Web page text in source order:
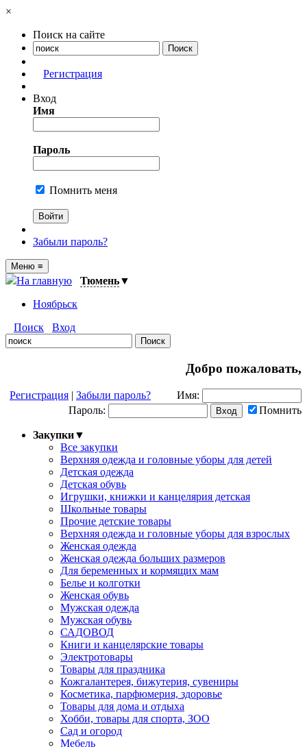
×
Поиск на сайте
Регистрация
Вход
Имя
Пароль
Помнить меня
Забыли пароль?
Меню ≡
На главную Тюмень▼
Ноябрьск
Поиск
Вход
Добро пожаловать,
Регистрация | Забыли пароль?
Имя:
Пароль:
Помнить
Закупки▼
Все закупки
Верхняя одежда и головные уборы для детей
Детская одежда
Детская обувь
Игрушки, книжки и канцелярия детская
Школьные товары
Прочие детские товары
Верхняя одежда и головные уборы для взрослых
Женская одежда
Женская одежда больших размеров
Для беременных и кормящих мам
Белье и колготки
Женская обувь
Мужская одежда
Мужская обувь
САДОВОД
Книги и канцелярские товары
Электротовары
Товары для праздника
Кожгалантерея, бижутерия, сувениры
Косметика, парфюмерия, здоровье
Товары для дома и отдыха
Хобби, товары для спорта, ЗОО
Сад и огород
Мебель